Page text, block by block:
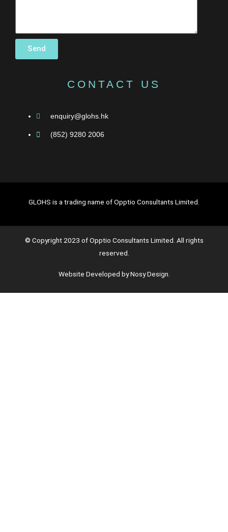
Send
CONTACT US
enquiry@glohs.hk
(852) 9280 2006
GLOHS is a trading name of Opptio Consultants Limited.
© Copyright 2023 of Opptio Consultants Limited. All rights
reserved.
Website Developed by Nosy Design.